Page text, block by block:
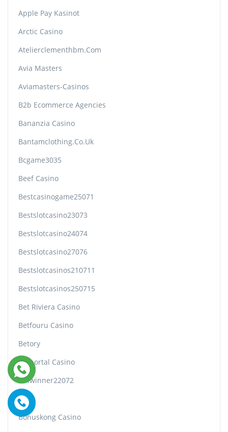
Apple Pay Kasinot
Arctic Casino
Atelierclementhbm.com
Avia Masters
Aviamasters-Casinos
B2b Ecommerce Agencies
Bananzia Casino
Bantamclothing.co.uk
Bcgame3035
Beef Casino
Bestcasinogame25071
Bestslotcasino23073
Bestslotcasino24074
Bestslotcasino27076
Bestslotcasinos210711
Bestslotcasinos250715
Bet Riviera Casino
Betfouru Casino
Betory
Betportal Casino
Betwinner22072
Blog
Bonuskong Casino